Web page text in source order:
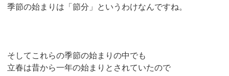
季節の始まりは「節分」というわけなんですね。
そしてこれらの季節の始まりの中でも
立春は昔から一年の始まりとされていたので